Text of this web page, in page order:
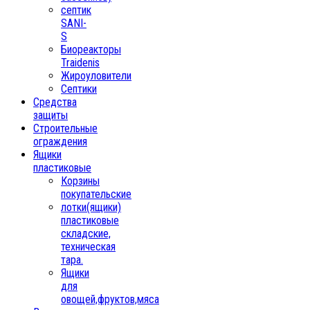
септик
SANI-
S
Биореакторы
Traidenis
Жироуловители
Септики
Средства
защиты
Строительные
ограждения
Ящики
пластиковые
Корзины
покупательские
лотки(ящики)
пластиковые
складские,
техническая
тара.
Ящики
для
овощей,фруктов,мяса